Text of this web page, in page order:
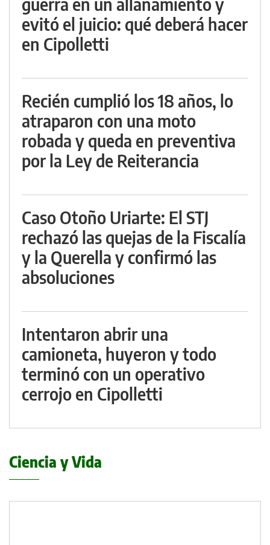
evitó el juicio: qué deberá hacer
en Cipolletti
Recién cumplió los 18 años, lo
atraparon con una moto
robada y queda en preventiva
por la Ley de Reiterancia
Caso Otoño Uriarte: El STJ
rechazó las quejas de la Fiscalía
y la Querella y confirmó las
absoluciones
Intentaron abrir una
camioneta, huyeron y todo
terminó con un operativo
cerrojo en Cipolletti
Ciencia y Vida